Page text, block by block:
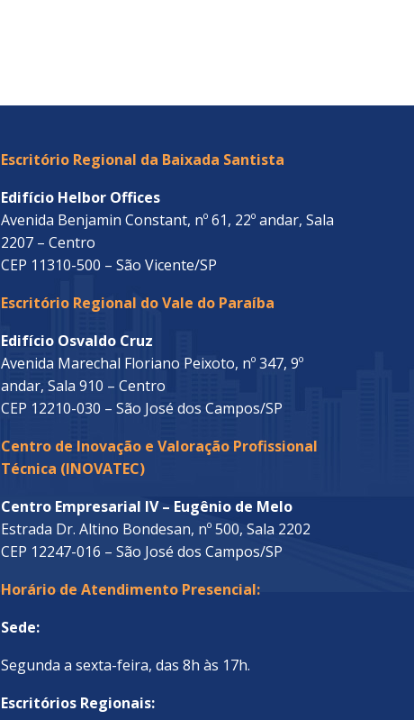
Escritório Regional da Baixada Santista
Edifício Helbor Offices
Avenida Benjamin Constant, nº 61, 22º andar, Sala
2207 – Centro
CEP 11310-500 – São Vicente/SP
Escritório Regional do Vale do Paraíba
Edifício Osvaldo Cruz
Avenida Marechal Floriano Peixoto, nº 347, 9º
andar, Sala 910 – Centro
CEP 12210-030 – São José dos Campos/SP
Centro de Inovação e Valoração Profissional
Técnica (INOVATEC)
Centro Empresarial IV – Eugênio de Melo
Estrada Dr. Altino Bondesan, nº 500, Sala 2202
CEP 12247-016 – São José dos Campos/SP
Horário de Atendimento Presencial:
Sede:
Segunda a sexta-feira, das 8h às 17h.
Escritórios Regionais: